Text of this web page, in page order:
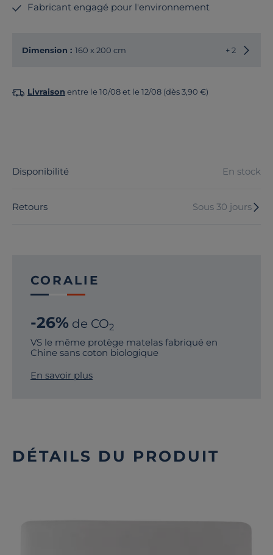
Fabricant engagé pour l'environnement
Dimension : 160 x 200 cm + 2
Livraison entre le 10/08 et le 12/08 (dès 3,90 €)
Disponibilité En stock
Retours Sous 30 jours
CORALIE
-26% de CO2
VS le même protège matelas fabriqué en
Chine sans coton biologique
En savoir plus
DÉTAILS DU PRODUIT